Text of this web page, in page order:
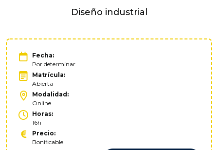
Diseño industrial
Fecha:
Por determinar
Matrícula:
Abierta
Modalidad:
Online
Horas:
16h
Precio:
Bonificable